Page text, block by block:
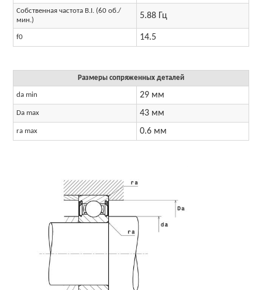
Собственная частота B.I. (60 об./
мин.)
5.88 Гц
f0 14.5
Размеры сопряженных деталей
da min 29 мм
Da max 43 мм
ra max 0.6 мм